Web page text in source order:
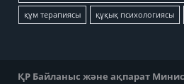
құм терапиясы құқық психологиясы
ҚР Байланыс және ақпарат